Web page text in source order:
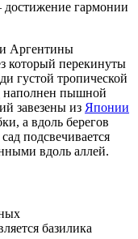
достижение гармонии
Аргентины
который перекинуты
густой тропической
наполнен пышной
завезены из Японии
а вдоль берегов
подсвечивается
вдоль аллей.
базилика